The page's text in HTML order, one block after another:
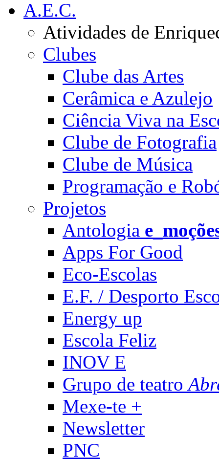
A.E.C.
Atividades de
Clubes
Clube das Artes
Cerâmica e Azulejo
Ciência Viva na
Clube de Fotografia
Clube de Música
Programação e
Projetos
Antologia
Apps For Good
Eco-Escolas
E.F. / Desporto
Energy up
Escola Feliz
INOV E
Grupo de teatro
Mexe-te +
Newsletter
PNC